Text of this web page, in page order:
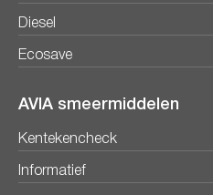
Diesel
Ecosave
AVIA smeermiddelen
Kentekencheck
Informatief